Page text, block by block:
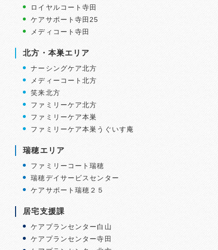
ロイヤルコート寺田
ケアサポート寺田25
メディコート寺田
北方・本巣エリア
ナーシングケア北方
メディーコート北方
笑来北方
ファミリーケア北方
ファミリーケア本巣
ファミリーケア本巣うぐいす庵
瑞穂エリア
ファミリーコート瑞穂
瑞穂デイサービスセンター
ケアサポート瑞穂２５
居宅支援課
ケアプランセンター白山
ケアプランセンター寺田